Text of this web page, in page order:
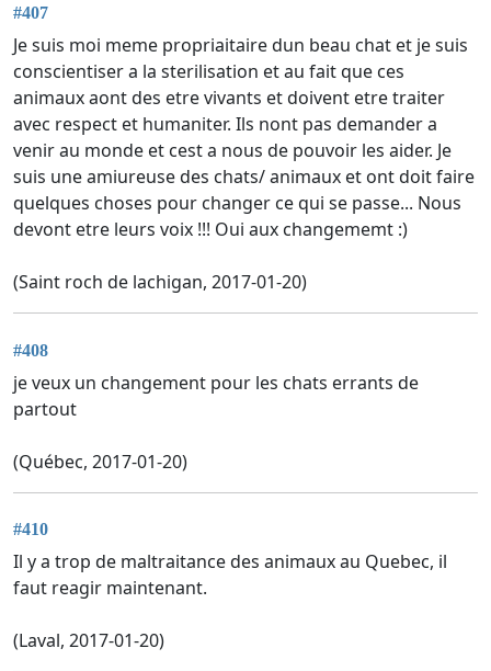
#407
Je suis moi meme propriaitaire dun beau chat et je suis
conscientiser a la sterilisation et au fait que ces
animaux aont des etre vivants et doivent etre traiter
avec respect et humaniter. Ils nont pas demander a
venir au monde et cest a nous de pouvoir les aider. Je
suis une amiureuse des chats/ animaux et ont doit faire
quelques choses pour changer ce qui se passe... Nous
devont etre leurs voix !!! Oui aux changememt :)
(Saint roch de lachigan, 2017-01-20)
#408
je veux un changement pour les chats errants de
partout
(Québec, 2017-01-20)
#410
Il y a trop de maltraitance des animaux au Quebec, il
faut reagir maintenant.
(Laval, 2017-01-20)